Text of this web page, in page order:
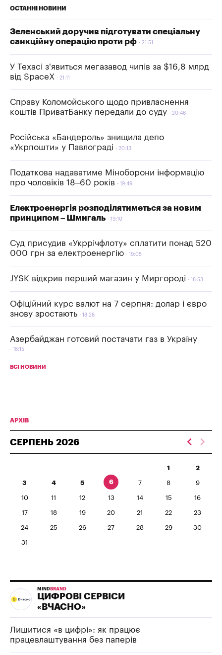
ОСТАННІ НОВИНИ
Зеленський доручив підготувати спеціальну
санкційну операцію проти рф
21:51
У Техасі з'явиться мегазавод чипів за $16,8 млрд
від SpaceX
21:11
Справу Коломойського щодо привласнення
коштів ПриватБанку передали до суду
20:46
Російська «Бандероль» знищила депо
«Укрпошти» у Павлограді
20:13
Податкова надаватиме Міноборони інформацію
про чоловіків 18–60 років
19:49
Електроенергія розподілятиметься за новим
принципом – Шмигаль
19:10
Суд присудив «Укррічфлоту» сплатити понад 520
000 грн за електроенергію
19:05
JYSK відкрив перший магазин у Миргороді 18:53
Офіційний курс валют на 7 серпня: долар і євро
знову зростають
18:28
Азербайджан готовий постачати газ в Україну
18:15
ВСІ НОВИНИ
АРХІВ
СЕРПЕНЬ 2026
1 2
3 4 5 6 7 8 9
10 11 12 13 14 15 16
17 18 19 20 21 22 23
24 25 26 27 28 29 30
31
MIND BRAND
ЦИФРОВІ СЕРВІСИ
«ВЧАСНО»
Лишитися «в цифрі»: як працює
працевлаштування без паперів